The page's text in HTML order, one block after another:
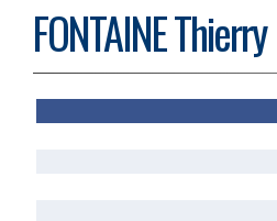
FONTAINE Thierry